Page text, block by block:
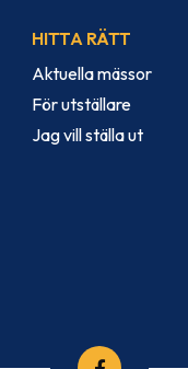
HITTA RÄTT
Aktuella mässor
För utställare
Jag vill ställa ut